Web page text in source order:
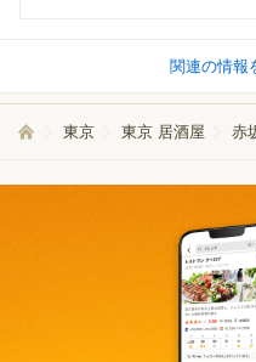
関連の情報
東京 東京 居酒屋 赤